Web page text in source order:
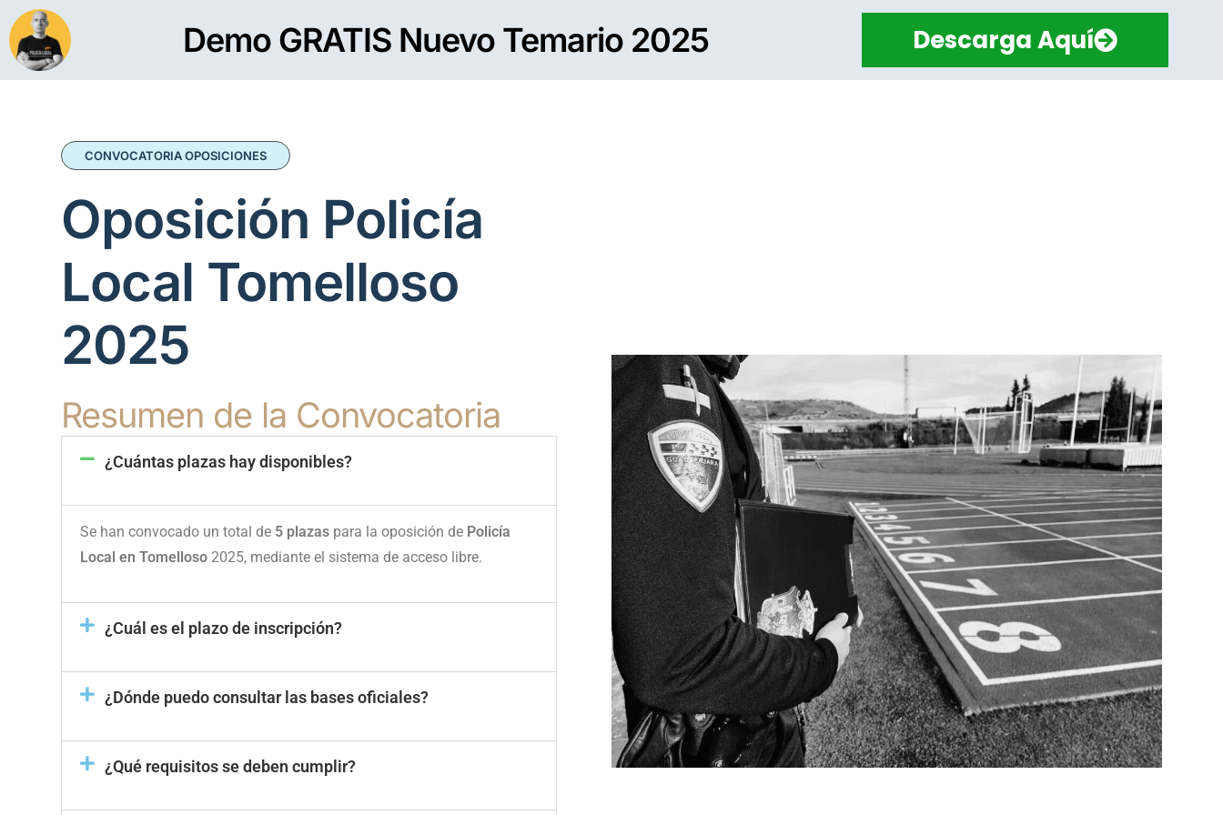
Demo GRATIS Nuevo Temario 2025 Descarga Aquí
CONVOCATORIA OPOSICIONES
Oposición Policía
Local Tomelloso
2025
Resumen de la Convocatoria
¿Cuántas plazas hay disponibles?
Se han convocado un total de 5 plazas para la oposición de Policía
Local en Tomelloso2025, mediante el sistema de acceso libre.
¿Cuál es el plazo de inscripción?
¿Dónde puedo consultar las bases oficiales?
¿Qué requisitos se deben cumplir?